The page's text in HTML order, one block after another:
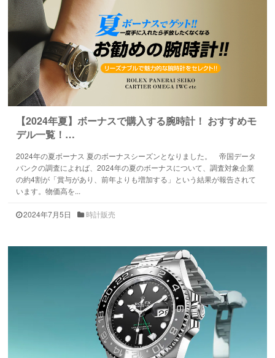
【2024年夏】ボーナスで購入する腕時計！ おすすめモ
デル一覧！…
2024年の夏ボーナス 夏のボーナスシーズンとなりました。 帝国データ
バンクの調査によれば、2024年の夏のボーナスについて、調査対象企業
の約4割が「賞与があり、前年よりも増加する」という結果が報告されて
います。物価高を...
2024年7月5日 時計販売